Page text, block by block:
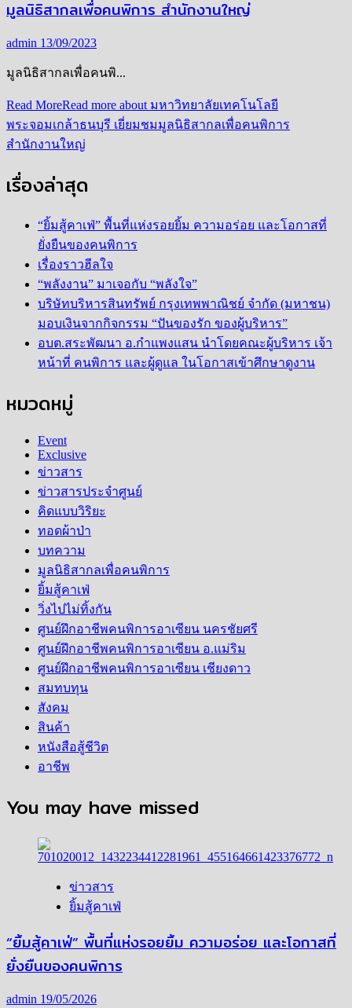
มูลนิธิสากลเพื่อคนพิการ สำนักงานใหญ่
admin 13/09/2023
มูลนิธิสากลเพื่อคนพิ...
Read MoreRead more about มหาวิทยาลัยเทคโนโลยี
พระจอมเกล้าธนบุรี เยี่ยมชมมูลนิธิสากลเพื่อคนพิการ
สำนักงานใหญ่
เรื่องล่าสุด
“ยิ้มสู้คาเฟ่” พื้นที่แห่งรอยยิ้ม ความอร่อย และโอกาสที่
ยั่งยืนของคนพิการ
เรื่องราวฮีลใจ
“พลังงาน” มาเจอกับ “พลังใจ”
บริษัทบริหารสินทรัพย์ กรุงเทพพาณิชย์ จำกัด (มหาชน)
มอบเงินจากกิจกรรม “ปันของรัก ของผู้บริหาร”
อบต.สระพัฒนา อ.กำแพงแสน นำโดยคณะผู้บริหาร เจ้า
หน้าที่ คนพิการ และผู้ดูแล ในโอกาสเข้าศึกษาดูงาน
หมวดหมู่
Event
Exclusive
ข่าวสาร
ข่าวสารประจำศูนย์
คิดแบบวิริยะ
ทอดผ้าป่า
บทความ
มูลนิธิสากลเพื่อคนพิการ
ยิ้มสู้คาเฟ่
วิ่งไปไม่ทิ้งกัน
ศูนย์ฝึกอาชีพคนพิการอาเซียน นครชัยศรี
ศูนย์ฝึกอาชีพคนพิการอาเซียน อ.แม่ริม
ศูนย์ฝึกอาชีพคนพิการอาเซียน เชียงดาว
สมทบทุน
สังคม
สินค้า
หนังสือสู้ชีวิต
อาชีพ
You may have missed
ข่าวสาร
ยิ้มสู้คาเฟ่
“ยิ้มสู้คาเฟ่” พื้นที่แห่งรอยยิ้ม ความอร่อย และโอกาสที่
ยั่งยืนของคนพิการ
admin 19/05/2026